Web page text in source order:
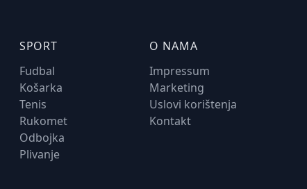
SPORT
Fudbal
Košarka
Tenis
Rukomet
Odbojka
Plivanje
O NAMA
Impressum
Marketing
Uslovi korištenja
Kontakt